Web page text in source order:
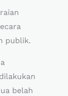
publik.
belah